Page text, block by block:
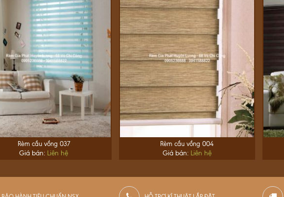
Rèm cầu vồng 037
Giá bán: Liên hệ
Rèm cầu vồng 004
Giá bán: Liên hệ